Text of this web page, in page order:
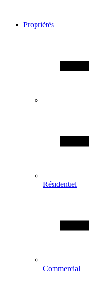
Propriétés
Résidentiel
Commercial